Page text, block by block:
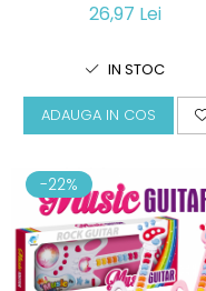
26,97 Lei
IN STOC
ADAUGA IN COS
-22%